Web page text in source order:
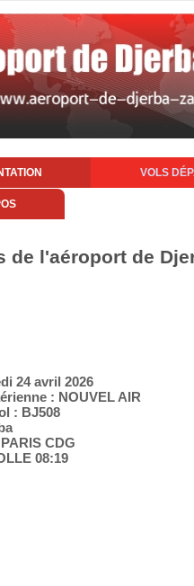
VOLS
de l'aéroport de
24 avril 2026
: NOUVEL AIR
: BJ508
CDG
08:19